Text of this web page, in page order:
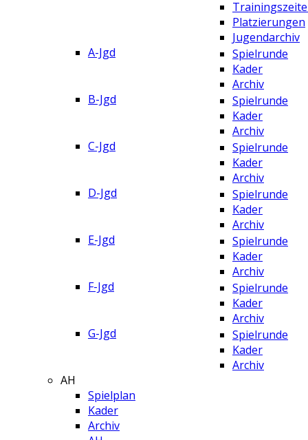
Platzierungen
Jugendarchiv
A-Jgd
Spielrunde
Kader
Archiv
B-Jgd
Spielrunde
Kader
Archiv
C-Jgd
Spielrunde
Kader
Archiv
D-Jgd
Spielrunde
Kader
Archiv
E-Jgd
Spielrunde
Kader
Archiv
F-Jgd
Spielrunde
Kader
Archiv
G-Jgd
Spielrunde
Kader
Archiv
AH
Spielplan
Kader
Archiv